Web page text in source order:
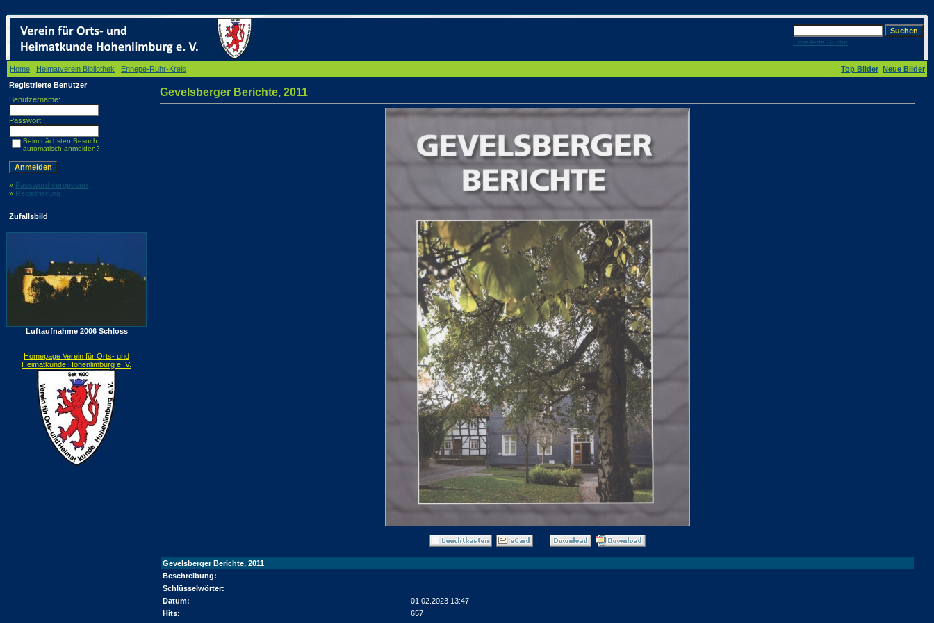
Erweiterte Suche
Home Heimatverein Bibliothek Ennepe-Ruhr-Kreis Top Bilder Neue Bilder
Registrierte Benutzer
Benutzername:
Passwort:
Beim nächsten Besuch
automatisch anmelden?
» Password vergessen
» Registrierung
Zufallsbild
Luftaufnahme 2006 Schloss
Homepage Verein für Orts- und
Heimatkunde Hohenlimburg e. V.
Gevelsberger Berichte, 2011
Gevelsberger Berichte, 2011
Beschreibung:
Schlüsselwörter:
Datum:
01.02.2023 13:47
Hits:
657